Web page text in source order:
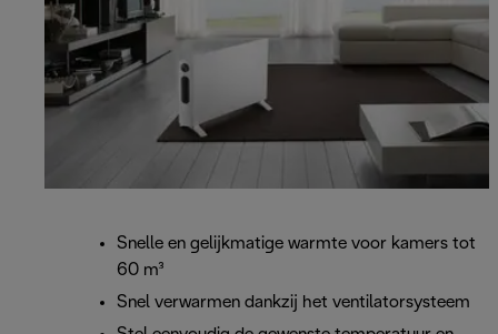
Snelle en gelijkmatige warmte voor kamers tot
60 m³
Snel verwarmen dankzij het ventilatorsysteem